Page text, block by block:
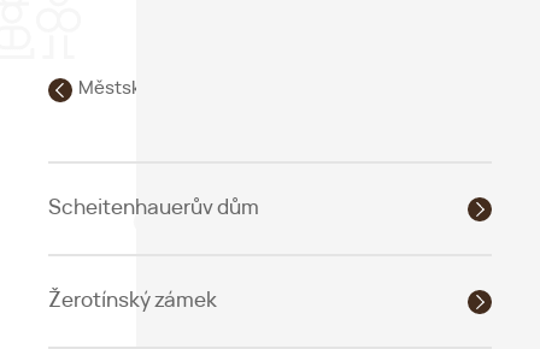
Městská památková rezervace
Scheitenhauerův dům
Žerotínský zámek